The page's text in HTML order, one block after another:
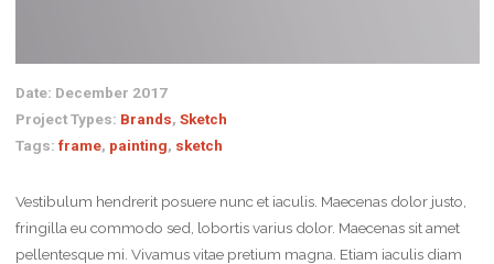
Date: December 2017
Project Types: Brands, Sketch
Tags: frame, painting, sketch
Vestibulum hendrerit posuere nunc et iaculis. Maecenas dolor justo,
fringilla eu commodo sed, lobortis varius dolor. Maecenas sit amet
pellentesque mi. Vivamus vitae pretium magna. Etiam iaculis diam